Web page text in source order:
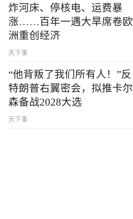
炸河床、停核电、运费暴
涨……百年一遇大旱席卷欧
洲重创经济
天下事
“他背叛了我们所有人！”反
特朗普右翼密会，拟推卡尔
森备战2028大选
天下事